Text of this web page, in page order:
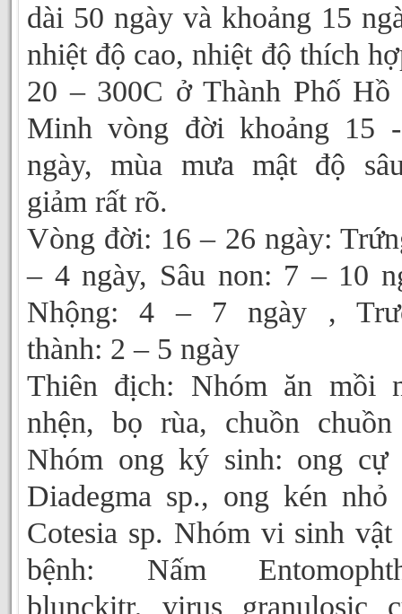
dài 50 ngày và khoảng 15
nhiệt độ cao, nhiệt độ thích
20 – 300C ở Thành Phố Hồ
Minh vòng đời khoảng 15
ngày, mùa mưa mật độ
giảm rất rõ.
Vòng đời: 16 – 26 ngày:
– 4 ngày, Sâu non: 7 – 10
Nhộng: 4 – 7 ngày ,
thành: 2 – 5 ngày
Thiên địch: Nhóm ăn mồi
nhện, bọ rùa, chuồn
Nhóm ong ký sinh: ong cự
Diadegma sp., ong kén nhỏ
Cotesia sp. Nhóm vi sinh vật
bệnh: Nấm
blunckitr, virus granulosic